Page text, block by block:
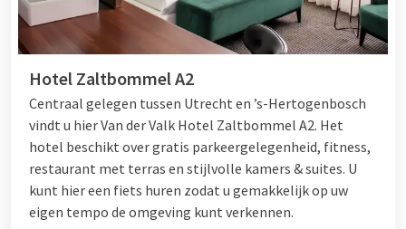
Hotel Zaltbommel A2
Centraal gelegen tussen Utrecht en ’s-Hertogenbosch
vindt u hier Van der Valk Hotel Zaltbommel A2. Het
hotel beschikt over gratis parkeergelegenheid, fitness,
restaurant met terras en stijlvolle kamers & suites. U
kunt hier een fiets huren zodat u gemakkelijk op uw
eigen tempo de omgeving kunt verkennen.